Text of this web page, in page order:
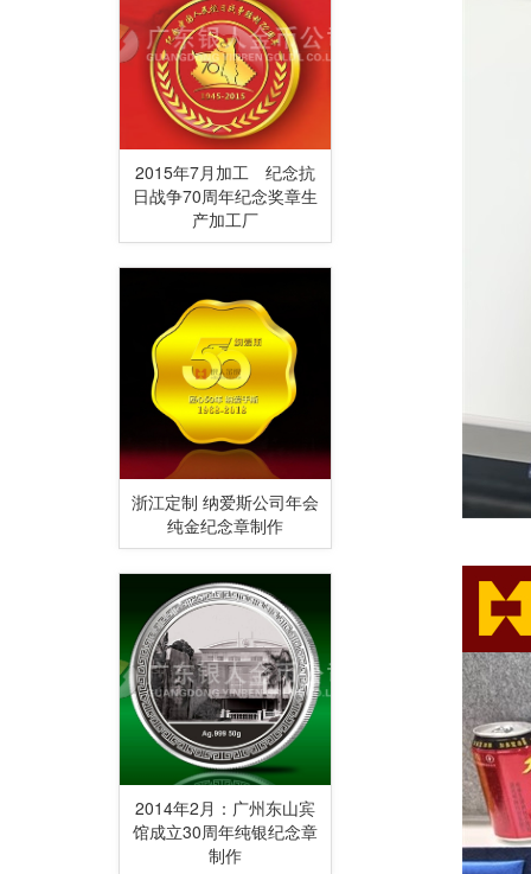
2015年7月加工 纪念抗
日战争70周年纪念奖章生
产加工厂
浙江定制 纳爱斯公司年会
纯金纪念章制作
2014年2月：广州东山宾
馆成立30周年纯银纪念章
制作